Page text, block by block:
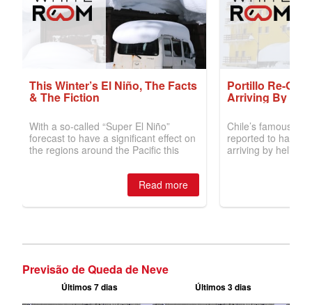
Previsão de Queda de Neve
Últimos 7 dias Últimos 3 dias